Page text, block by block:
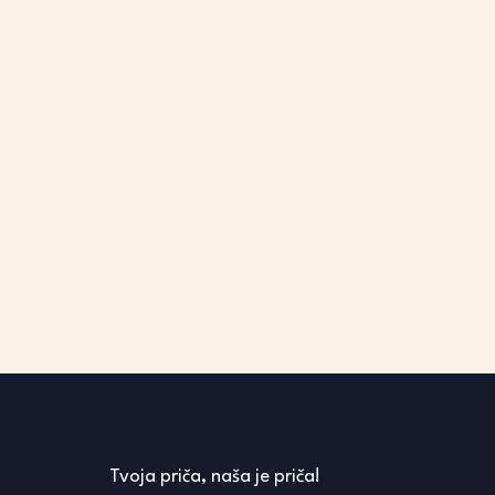
Tvoja priča, naša je priča!